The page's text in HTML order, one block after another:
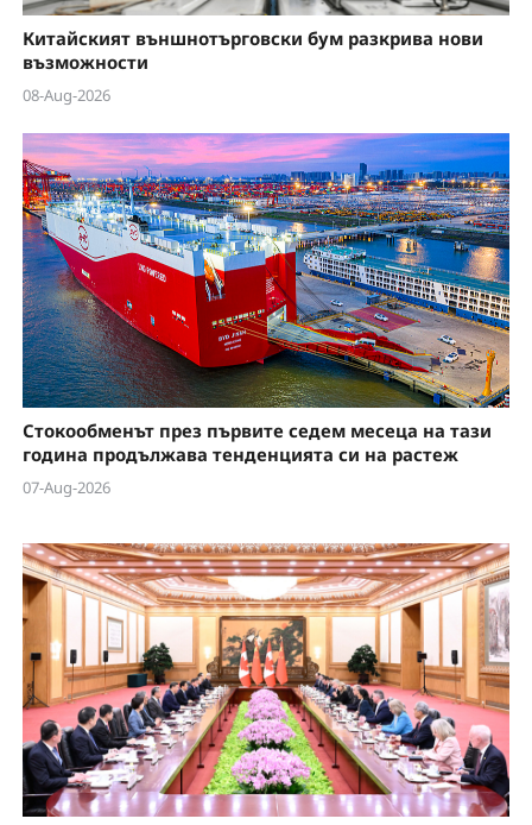
Китайският външнотърговски бум разкрива нови
възможности
08-Aug-2026
Стокообменът през първите седем месеца на тази
година продължава тенденцията си на растеж
07-Aug-2026